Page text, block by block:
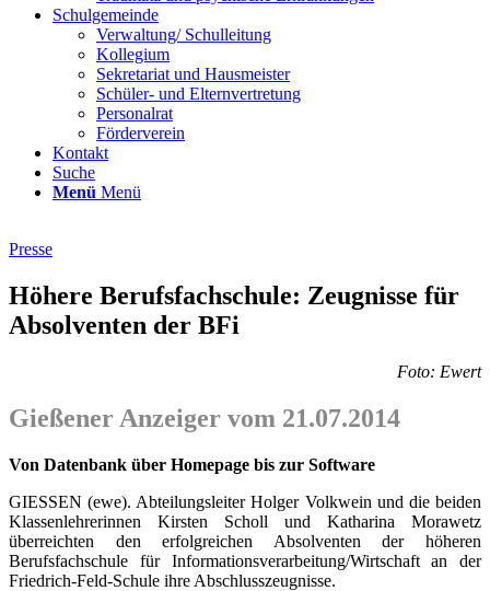
Schulgemeinde
Verwaltung/ Schulleitung
Kollegium
Sekretariat und Hausmeister
Schüler- und Elternvertretung
Personalrat
Förderverein
Kontakt
Suche
Menü Menü
Presse
Höhere Berufsfachschule: Zeugnisse für
Absolventen der BFi
Foto: Ewert
Gießener Anzeiger vom 21.07.2014
Von Datenbank über Homepage bis zur Software
GIESSEN (ewe). Abteilungsleiter Holger Volkwein und die beiden
Klassenlehrerinnen Kirsten Scholl und Katharina Morawetz
überreichten den erfolgreichen Absolventen der höheren
Berufsfachschule für Informationsverarbeitung/Wirtschaft an der
Friedrich-Feld-Schule ihre Abschlusszeugnisse.